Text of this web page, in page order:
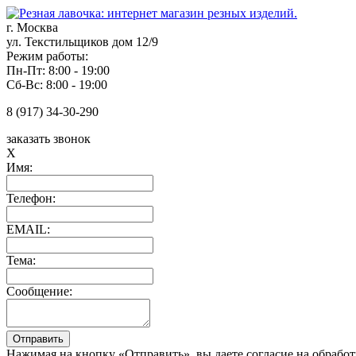
г. Москва
ул. Текстильщиков дом 12/9
Режим работы:
Пн-Пт: 8:00 - 19:00
Сб-Вс: 8:00 - 19:00
8 (917) 34-30-290
заказать звонок
X
Имя:
Телефон:
EMAIL:
Тема:
Сообщение: